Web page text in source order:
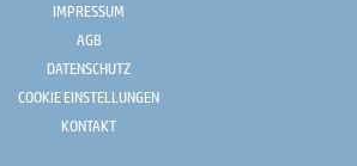
IMPRESSUM
AGB
DATENSCHUTZ
COOKIE EINSTELLUNGEN
KONTAKT